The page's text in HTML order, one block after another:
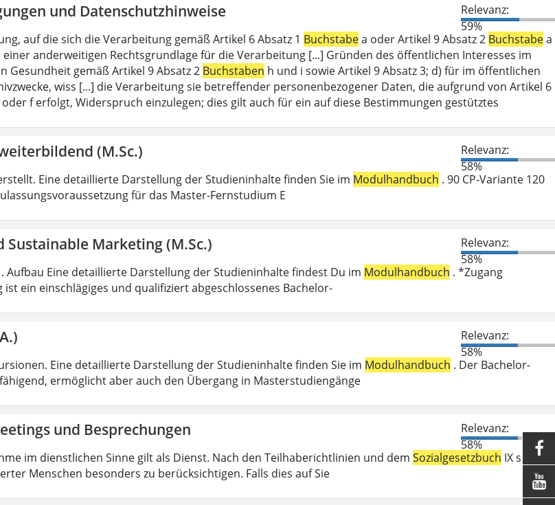
und Datenschutzhinweise
Relevanz:
59%
auf die sich die Verarbeitung gemäß Artikel 6 Absatz 1 Buchstabea oder Artikel 9 Absatz 2 Buchstabea
anderweitigen Rechtsgrundlage für die Verarbeitung [...] Gründen des öffentlichen Interesses im
Gesundheit gemäß Artikel 9 Absatz 2 Buchstaben h und i sowie Artikel 9 Absatz 3; d) für im öffentlichen
wiss [...] die Verarbeitung sie betreffender personenbezogener Daten, die aufgrund von Artikel 6
oder f erfolgt, Widerspruch einzulegen; dies gilt auch für ein auf diese Bestimmungen gestütztes
(M.Sc.)
Relevanz:
58%
Eine detaillierte Darstellung der Studieninhalte finden Sie im Modulhandbuch . 90 CP-Variante 120
für das Master-Fernstudium E
Sustainable Marketing (M.Sc.)
Relevanz:
58%
Aufbau Eine detaillierte Darstellung der Studieninhalte findest Du im Modulhandbuch . *Zugang
ist ein einschlägiges und qualifiziert abgeschlossenes Bachelor-
Relevanz:
58%
Eine detaillierte Darstellung der Studieninhalte finden Sie im Modulhandbuch . Der Bachelor-
ermöglicht aber auch den Übergang in Masterstudiengänge
und Besprechungen
Relevanz:
58%
im dienstlichen Sinne gilt als Dienst. Nach den Teilhaberichtlinien und dem Sozialgesetzbuch IX sind
Menschen besonders zu berücksichtigen. Falls dies auf Sie

